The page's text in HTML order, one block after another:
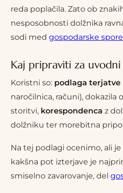
reda poplačila. Zato ob
nesposobnosti dolžnika
sodi med gospodarske spore
Kaj pripraviti za
Koristni so: podlaga terjatve
naročilnica, računi), dokazila
storitvi, korespondenca z
dolžniku ter morebitna
Na tej podlagi ocenimo, ali
kakšna pot izterjave je
smiselno zavarovanje, del